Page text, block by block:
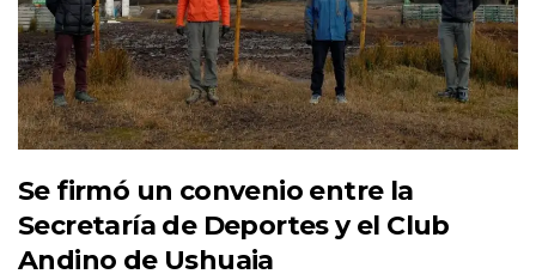
Se firmó un convenio entre la
Secretaría de Deportes y el Club
Andino de Ushuaia